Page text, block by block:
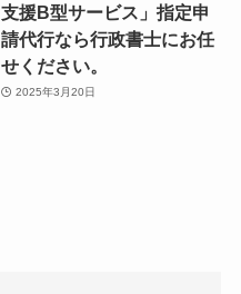
支援B型サービス」指定申
請代行なら行政書士にお任
せください。
2025年3月20日